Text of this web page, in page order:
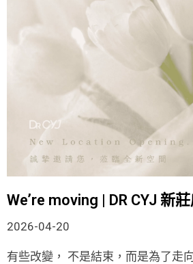
We’re moving | DR CYJ 新
2026-04-20
有些改變， 不是結束，而是為了走